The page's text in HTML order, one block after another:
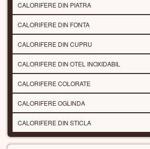
CALORIFERE DIN PIATRA
CALORIFERE DIN FONTA
CALORIFERE DIN CUPRU
CALORIFERE DIN OTEL INOXIDABIL
CALORIFERE COLORATE
CALORIFERE OGLINDA
CALORIFERE DIN STICLA